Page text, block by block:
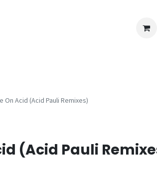
On Acid (Acid Pauli Remixes)
(Acid Pauli